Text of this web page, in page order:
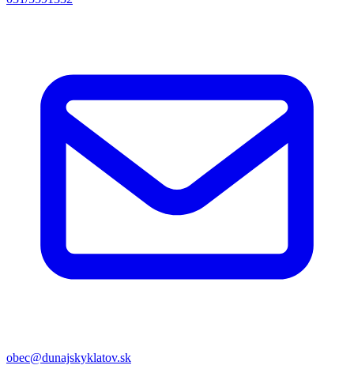
obec@dunajskyklatov.sk